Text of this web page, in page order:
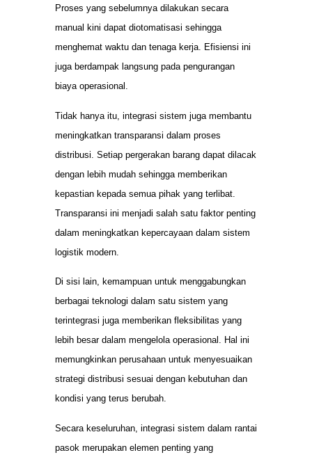
Proses yang sebelumnya dilakukan secara
manual kini dapat diotomatisasi sehingga
menghemat waktu dan tenaga kerja. Efisiensi ini
juga berdampak langsung pada pengurangan
biaya operasional.
Tidak hanya itu, integrasi sistem juga membantu
meningkatkan transparansi dalam proses
distribusi. Setiap pergerakan barang dapat dilacak
dengan lebih mudah sehingga memberikan
kepastian kepada semua pihak yang terlibat.
Transparansi ini menjadi salah satu faktor penting
dalam meningkatkan kepercayaan dalam sistem
logistik modern.
Di sisi lain, kemampuan untuk menggabungkan
berbagai teknologi dalam satu sistem yang
terintegrasi juga memberikan fleksibilitas yang
lebih besar dalam mengelola operasional. Hal ini
memungkinkan perusahaan untuk menyesuaikan
strategi distribusi sesuai dengan kebutuhan dan
kondisi yang terus berubah.
Secara keseluruhan, integrasi sistem dalam rantai
pasok merupakan elemen penting yang